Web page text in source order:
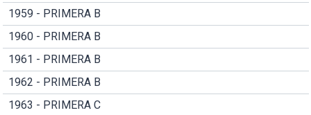
1959 - PRIMERA B
1960 - PRIMERA B
1961 - PRIMERA B
1962 - PRIMERA B
1963 - PRIMERA C